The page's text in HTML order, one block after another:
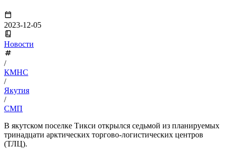
2023-12-05
Новости
/
КМНС
/
Якутия
/
СМП
В якутском поселке Тикси открылся седьмой из планируемых
тринадцати арктических торгово-логистических центров
(ТЛЦ).